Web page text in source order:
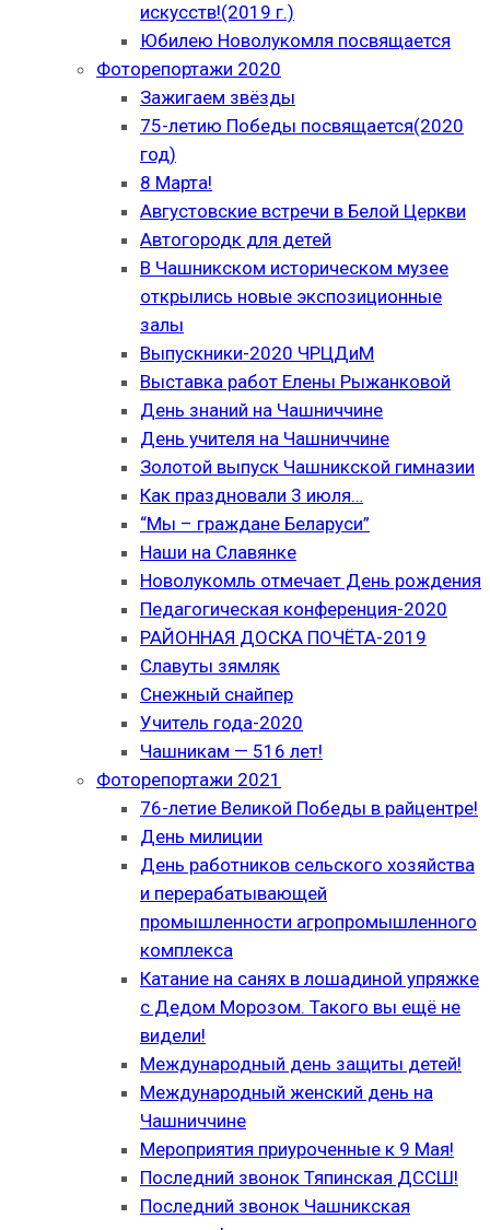
искусств!(2019 г.)
Юбилею Новолукомля посвящается
Фоторепортажи 2020
Зажигаем звёзды
75-летию Победы посвящается(2020
год)
8 Марта!
Августовские встречи в Белой Церкви
Автогородк для детей
В Чашникском историческом музее
открылись новые экспозиционные
залы
Выпускники-2020 ЧРЦДиМ
Выставка работ Елены Рыжанковой
День знаний на Чашниччине
День учителя на Чашниччине
Золотой выпуск Чашникской гимназии
Как праздновали 3 июля…
“Мы – граждане Беларуси”
Наши на Славянке
Новолукомль отмечает День рождения
Педагогическая конференция-2020
РАЙОННАЯ ДОСКА ПОЧЁТА-2019
Славуты зямляк
Снежный снайпер
Учитель года-2020
Чашникам — 516 лет!
Фоторепортажи 2021
76-летие Великой Победы в райцентре!
День милиции
День работников сельского хозяйства
и перерабатывающей
промышленности агропромышленного
комплекса
Катание на санях в лошадиной упряжке
с Дедом Морозом. Такого вы ещё не
видели!
Международный день защиты детей!
Международный женский день на
Чашниччине
Мероприятия приуроченные к 9 Мая!
Последний звонок Тяпинская ДССШ!
Последний звонок Чашникская